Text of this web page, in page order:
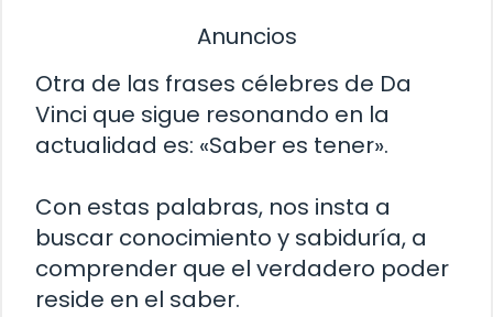
Anuncios
Otra de las frases célebres de Da
Vinci que sigue resonando en la
actualidad es: «Saber es tener».
Con estas palabras, nos insta a
buscar conocimiento y sabiduría, a
comprender que el verdadero poder
reside en el saber.